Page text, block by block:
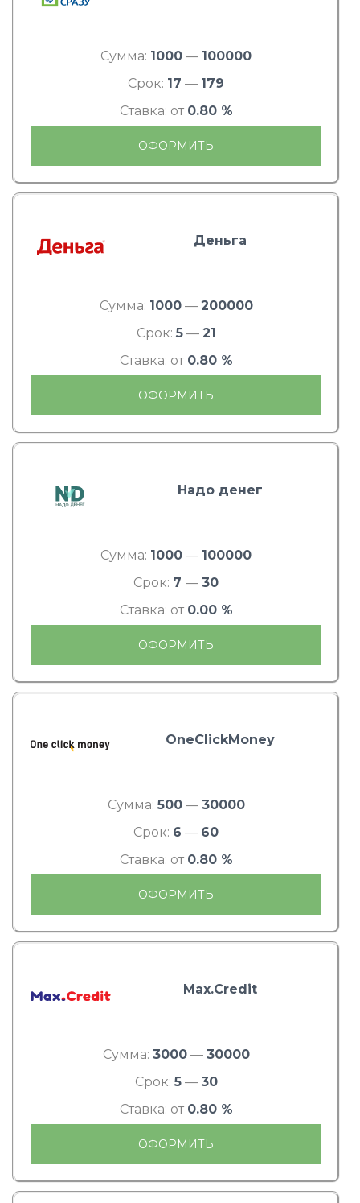
Сумма: 1000 — 100000
Срок: 17 — 179
Ставка: от 0.80 %
ОФОРМИТЬ
Деньга
Сумма: 1000— 200000
Срок: 5— 21
Ставка: от 0.80 %
ОФОРМИТЬ
Надо денег
Сумма: 1000 — 100000
Срок: 7 — 30
Ставка: от 0.00 %
ОФОРМИТЬ
OneClickMoney
Сумма: 500— 30000
Срок: 6 — 60
Ставка: от 0.80 %
ОФОРМИТЬ
Max.Credit
Сумма: 3000— 30000
Срок: 5— 30
Ставка: от 0.80 %
ОФОРМИТЬ